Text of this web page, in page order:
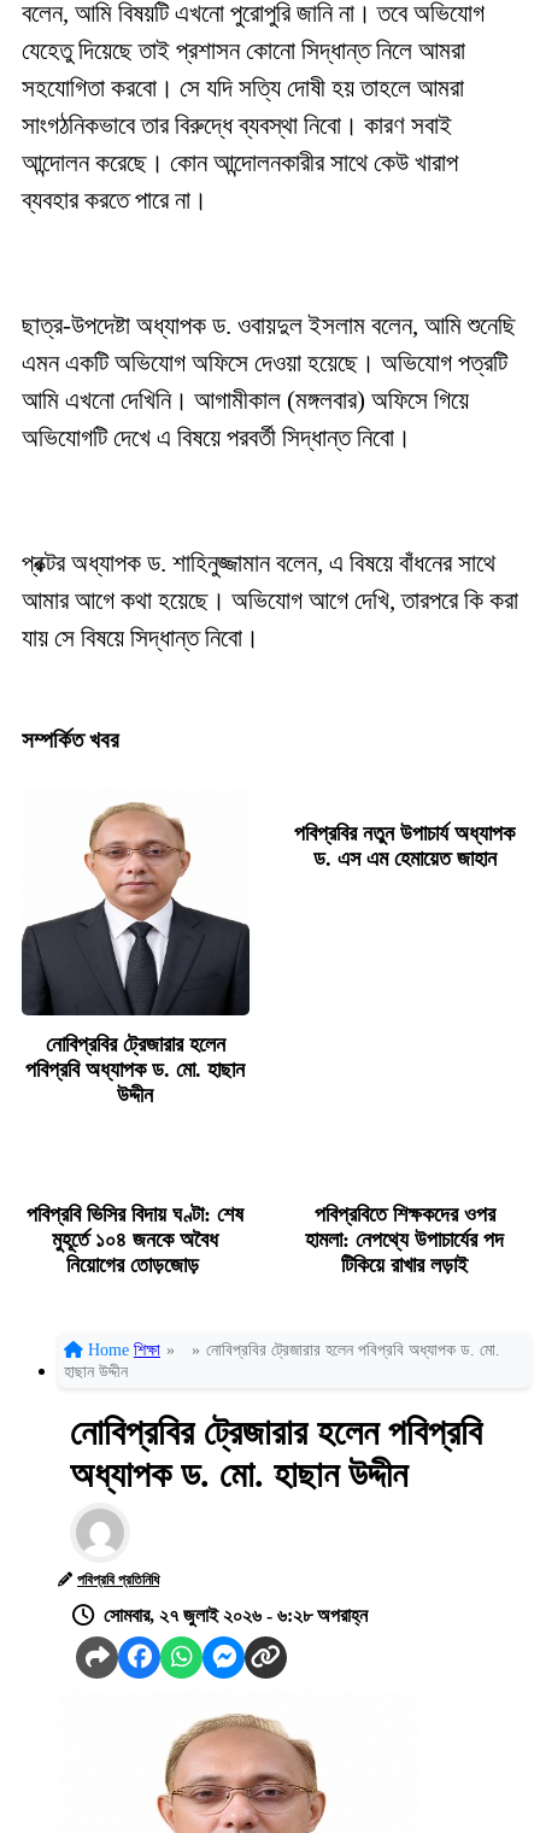
বলেন, আমি বিষয়টি এখনো পুরোপুরি জানি না। তবে অভিযোগ
যেহেতু দিয়েছে তাই প্রশাসন কোনো সিদ্ধান্ত নিলে আমরা
সহযোগিতা করবো। সে যদি সত্যি দোষী হয় তাহলে আমরা
সাংগঠনিকভাবে তার বিরুদ্ধে ব্যবস্থা নিবো। কারণ সবাই
আন্দোলন করেছে। কোন আন্দোলনকারীর সাথে কেউ খারাপ
ব্যবহার করতে পারে না।
ছাত্র-উপদেষ্টা অধ্যাপক ড. ওবায়দুল ইসলাম বলেন, আমি শুনেছি
এমন একটি অভিযোগ অফিসে দেওয়া হয়েছে। অভিযোগ পত্রটি
আমি এখনো দেখিনি। আগামীকাল (মঙ্গলবার) অফিসে গিয়ে
অভিযোগটি দেখে এ বিষয়ে পরবর্তী সিদ্ধান্ত নিবো।
প্রক্টর অধ্যাপক ড. শাহিনুজ্জামান বলেন, এ বিষয়ে বাঁধনের সাথে
আমার আগে কথা হয়েছে। অভিযোগ আগে দেখি, তারপরে কি করা
যায় সে বিষয়ে সিদ্ধান্ত নিবো।
সম্পর্কিত খবর
নোবিপ্রবির ট্রেজারার হলেন
পবিপ্রবি অধ্যাপক ড. মো. হাছান
উদ্দীন
পবিপ্রবির নতুন উপাচার্য অধ্যাপক
ড. এস এম হেমায়েত জাহান
পবিপ্রবি ভিসির বিদায় ঘণ্টা: শেষ
মুহূর্তে ১০৪ জনকে অবৈধ
নিয়োগের তোড়জোড়
পবিপ্রবিতে শিক্ষকদের ওপর
হামলা: নেপথ্যে উপাচার্যের পদ
টিকিয়ে রাখার লড়াই
Home শিক্ষা » » নোবিপ্রবির ট্রেজারার হলেন পবিপ্রবি অধ্যাপক ড. মো.
হাছান উদ্দীন
নোবিপ্রবির ট্রেজারার হলেন পবিপ্রবি
অধ্যাপক ড. মো. হাছান উদ্দীন
পবিপ্রবি প্রতিনিধি
সোমবার, ২৭ জুলাই ২০২৬ - ৬:২৮ অপরাহ্ন